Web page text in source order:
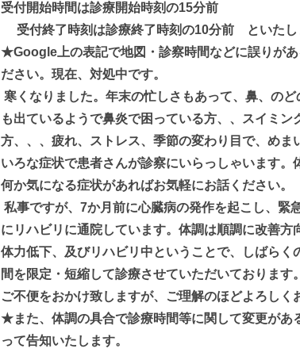
受付開始時間は診療開始時刻の15分前
受付終了時刻は診療終了時刻の10分前
といたし
★Google上の表記で地図・診察時間などに誤りがあ
ださい。現在、対処中です。
寒くなりました。年末の忙しさもあって、鼻、の
も出ているようで鼻炎で困っている方、、スイミン
方、、、疲れ、ストレス、季節の変わり目で、めま
いろな症状で患者さんが診察にいらっしゃいます。
何か気になる症状があればお気軽にお話ください。
私事ですが、7か月前に心臓病の発作を起こし、緊
にリハビリに通院しています。体調は順調に改善方
体力低下、及びリハビリ中ということで、しばらく
間を限定・短縮して診療させていただいております。
ご不便をおかけ致しますが、ご理解のほどよろしく
★また、体調の具合で診療時間等に関して変更があ
って告知いたします。